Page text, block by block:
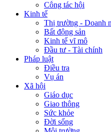
Công tác hội
Kinh tế
Thị trường - Doanh
Bất động sản
Kinh tế vĩ mô
Đầu tư - Tài chính
Pháp luật
Điều tra
Vụ án
Xã hội
Giáo dục
Giao thông
Sức khỏe
Đời sống